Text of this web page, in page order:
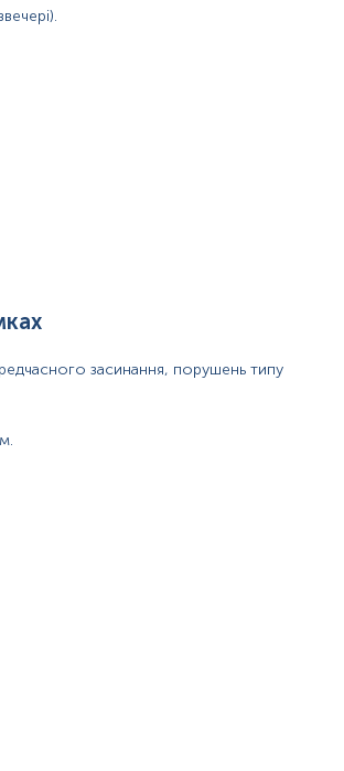
вуглеводного обміну, метаболічним
засинання, порушень типу